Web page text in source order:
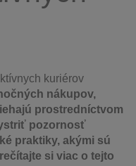
nákupov,
prostredníctvom
pozornosť
praktiky, akými sú
si viac o tejto